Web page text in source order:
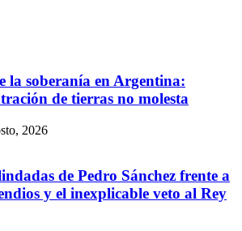
la soberanía en Argentina:
de tierras no molesta
2026
de Pedro Sánchez frente a
y el inexplicable veto al Rey